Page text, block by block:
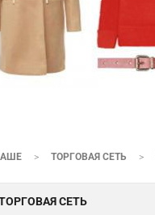
> ТОРГОВАЯ СЕТЬ >
СЕТЬ